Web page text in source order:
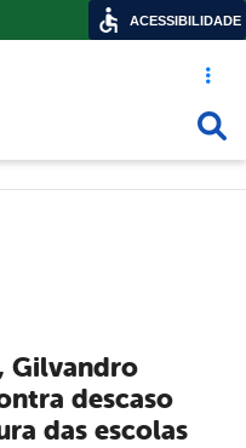
Acesso
Gilvandro
descaso
das escolas
ACESSIBILIDADE